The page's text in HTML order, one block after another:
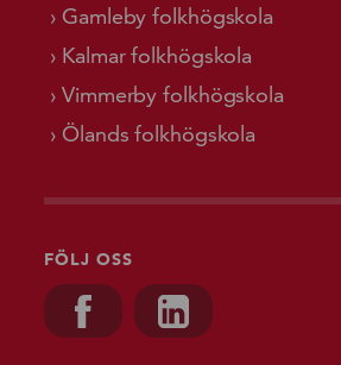
Gamleby folkhögskola
Kalmar folkhögskola
Vimmerby folkhögskola
Ölands folkhögskola
FÖLJ OSS
Besök oss på, Facebook
Besök oss på, Linkedin